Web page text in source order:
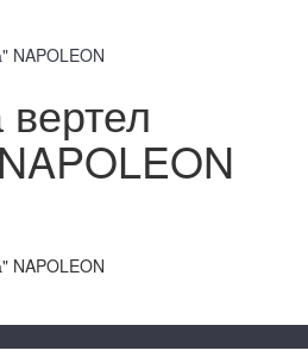
NAPOLEON
NAPOLEON